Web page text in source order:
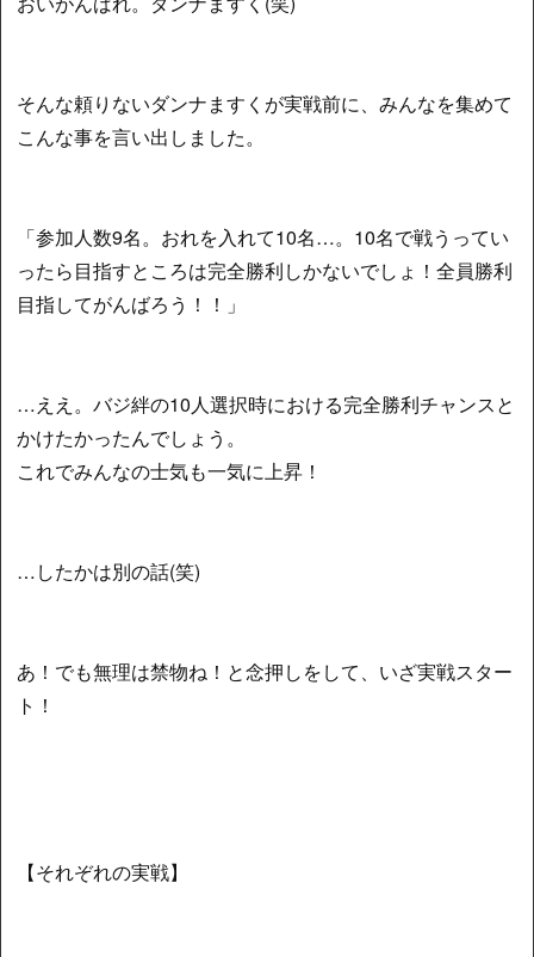
そんな頼りないダンナますくが実戦前に、みんなを集めて
こんな事を言い出しました。
「参加人数9名。おれを入れて10名…。10名で戦うってい
ったら目指すところは完全勝利しかないでしょ！全員勝利
目指してがんばろう！！」
…ええ。バジ絆の10人選択時における完全勝利チャンスと
かけたかったんでしょう。
これでみんなの士気も一気に上昇！
…したかは別の話(笑)
あ！でも無理は禁物ね！と念押しをして、いざ実戦スター
ト！
【それぞれの実戦】